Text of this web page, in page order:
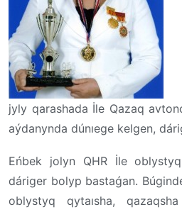
jyly qarashada İle Qazaq
aýdanynda dúnıege kelgen,
Eńbek jolyn QHR İle
dáriger bolyp bastaǵan.
oblystyq qytaısha,